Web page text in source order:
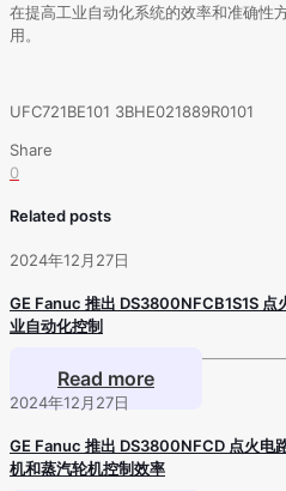
在提高工业自动化系统的效率和准确性
用。
UFC721BE101 3BHE021889R0101
Share
0
Related posts
2024年12月27日
GE Fanuc 推出 DS3800NFCB1S1S 点
业自动化控制
Read more
2024年12月27日
GE Fanuc 推出 DS3800NFCD 点火电
机和蒸汽轮机控制效率